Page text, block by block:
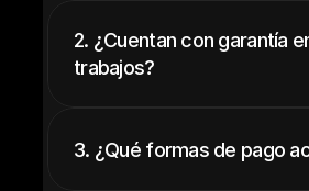
2. ¿Cuentan con garantía
trabajos?
3. ¿Qué formas de pago